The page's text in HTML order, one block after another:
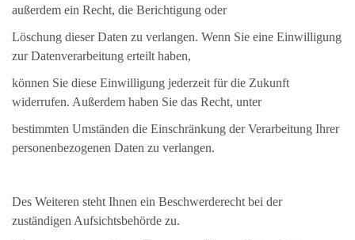
außerdem ein Recht, die Berichtigung oder
Löschung dieser Daten zu verlangen. Wenn Sie eine Einwilligung
zur Datenverarbeitung erteilt haben,
können Sie diese Einwilligung jederzeit für die Zukunft
widerrufen. Außerdem haben Sie das Recht, unter
bestimmten Umständen die Einschränkung der Verarbeitung Ihrer
personenbezogenen Daten zu verlangen.
Des Weiteren steht Ihnen ein Beschwerderecht bei der
zuständigen Aufsichtsbehörde zu.